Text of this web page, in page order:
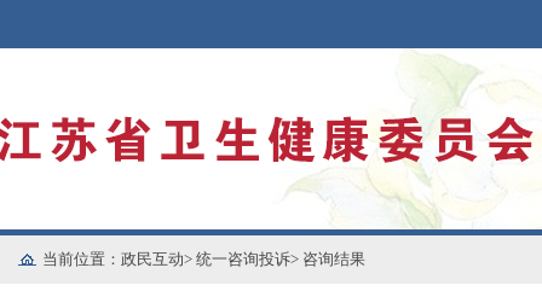
当前位置： 政民互动> 统一咨询投诉> 咨询结果